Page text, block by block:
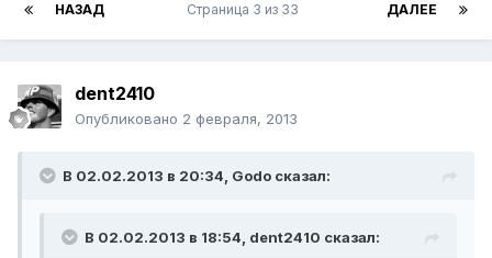
НАЗАД ДАЛЕЕ
Страница 3 из 33
dent2410
Опубликовано 2 февраля, 2013
В 02.02.2013 в 20:34, Godo сказал:
В 02.02.2013 в 18:54, dent2410 сказал: